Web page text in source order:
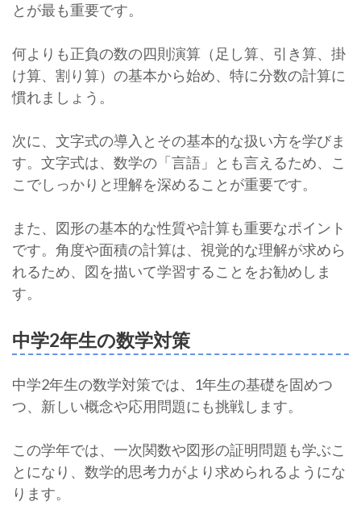
とが最も重要です。
何よりも正負の数の四則演算（足し算、引き算、掛
け算、割り算）の基本から始め、特に分数の計算に
慣れましょう。
次に、文字式の導入とその基本的な扱い方を学びま
す。文字式は、数学の「言語」とも言えるため、こ
こでしっかりと理解を深めることが重要です。
また、図形の基本的な性質や計算も重要なポイント
です。角度や面積の計算は、視覚的な理解が求めら
れるため、図を描いて学習することをお勧めしま
す。
中学2年生の数学対策
中学2年生の数学対策では、1年生の基礎を固めつ
つ、新しい概念や応用問題にも挑戦します。
この学年では、一次関数や図形の証明問題も学ぶこ
とになり、数学的思考力がより求められるようにな
ります。